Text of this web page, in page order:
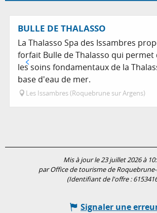
Adresse utile
BULLE DE THALASSO
La Thalasso Spa des Issambres
forfait Bulle de Thalasso qui
les soins fondamentaux de la
base d'eau de mer.
Les Issambres (Roquebrune sur Argens)
Mis à jour le 23 juillet 2026 à
par Office de tourisme de
(Identifiant de l'offre :
Signaler une